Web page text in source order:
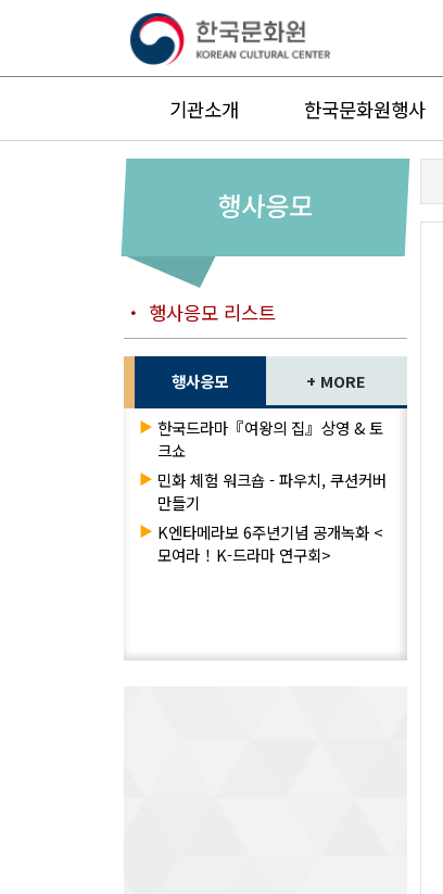
기관소개 한국문화원행사
행사응모
・ 행사응모 리스트
행사응모 + MORE
▶ 한국드라마『여왕의 집』상영 & 토
크쇼
▶ 민화 체험 워크숍 - 파우치, 쿠션커버
만들기
▶ K엔타메라보 6주년기념 공개녹화 <
모여라！K-드라마 연구회>